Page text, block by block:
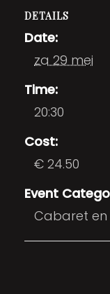
DETAILS
Date:
za 29 mei
Time:
20:30
Cost:
€ 24.50
Event
Cabaret en